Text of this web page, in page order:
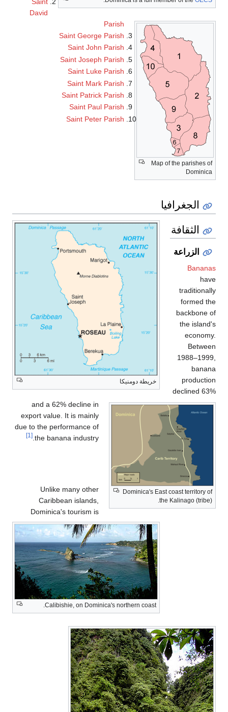
Map of the parishes of
Dominica
David
Parish
Saint George Parish
Saint John Parish
Saint Joseph Parish
Saint Luke Parish
Saint Mark Parish
Saint Patrick Parish
Saint Paul Parish
Saint Peter Parish
الجغرافيا
خريطة دومنيكا
الثقافة
Dominica's East coast territory of
the Kalinago (tribe).
الزراعة
Bananas
have
traditionally
formed the
backbone of
the island's
economy.
Between
1988–1999,
banana
production
declined 63%
and a 62% decline in
export value. It is mainly
due to the performance of
the banana industry.
[1]
Calibishie, on Dominica's northern coast.
Unlike many other
Caribbean islands,
Dominica's tourism is